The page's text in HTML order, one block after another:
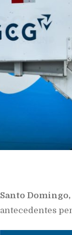
Santo Domingo,
antecedentes